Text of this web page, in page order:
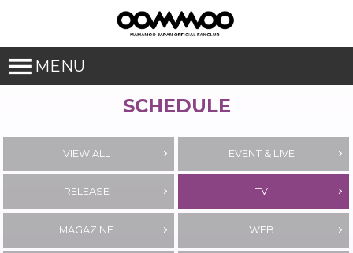
MENU
SCHEDULE
VIEW ALL EVENT & LIVE
RELEASE TV
MAGAZINE WEB